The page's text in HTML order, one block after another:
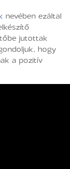
nevében ezáltal
jutottak
hogy
a pozitív